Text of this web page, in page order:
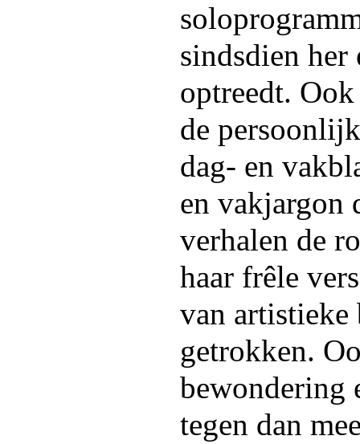
sindsdien her
optreedt.
de
dag- en
en vakjargon
verhalen de
haar frêle
van
getrokken.
bewondering
tegen dan